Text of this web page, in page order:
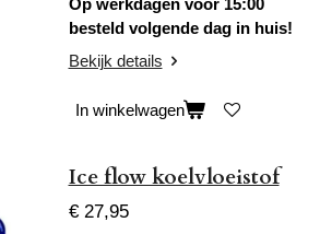
Op werkdagen voor 15:00
besteld volgende dag in huis!
Bekijk details
In winkelwagen
Ice flow koelvloeistof
€ 27,95